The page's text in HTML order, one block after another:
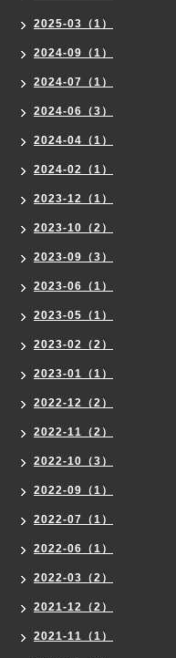
2025-03（1）
2024-09（1）
2024-07（1）
2024-06（3）
2024-04（1）
2024-02（1）
2023-12（1）
2023-10（2）
2023-09（3）
2023-06（1）
2023-05（1）
2023-02（2）
2023-01（1）
2022-12（2）
2022-11（2）
2022-10（3）
2022-09（1）
2022-07（1）
2022-06（1）
2022-03（2）
2021-12（2）
2021-11（1）